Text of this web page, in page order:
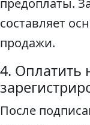
составляет
продажи.
4. Оплатить
После